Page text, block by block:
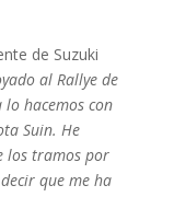
de Suzuki
al Rallye de
hacemos con
Suin. He
los tramos por
que me ha